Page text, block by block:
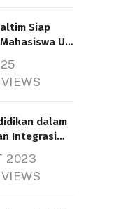
Siap
UT
VIEWS
dalam
Integrasi
2023
VIEWS